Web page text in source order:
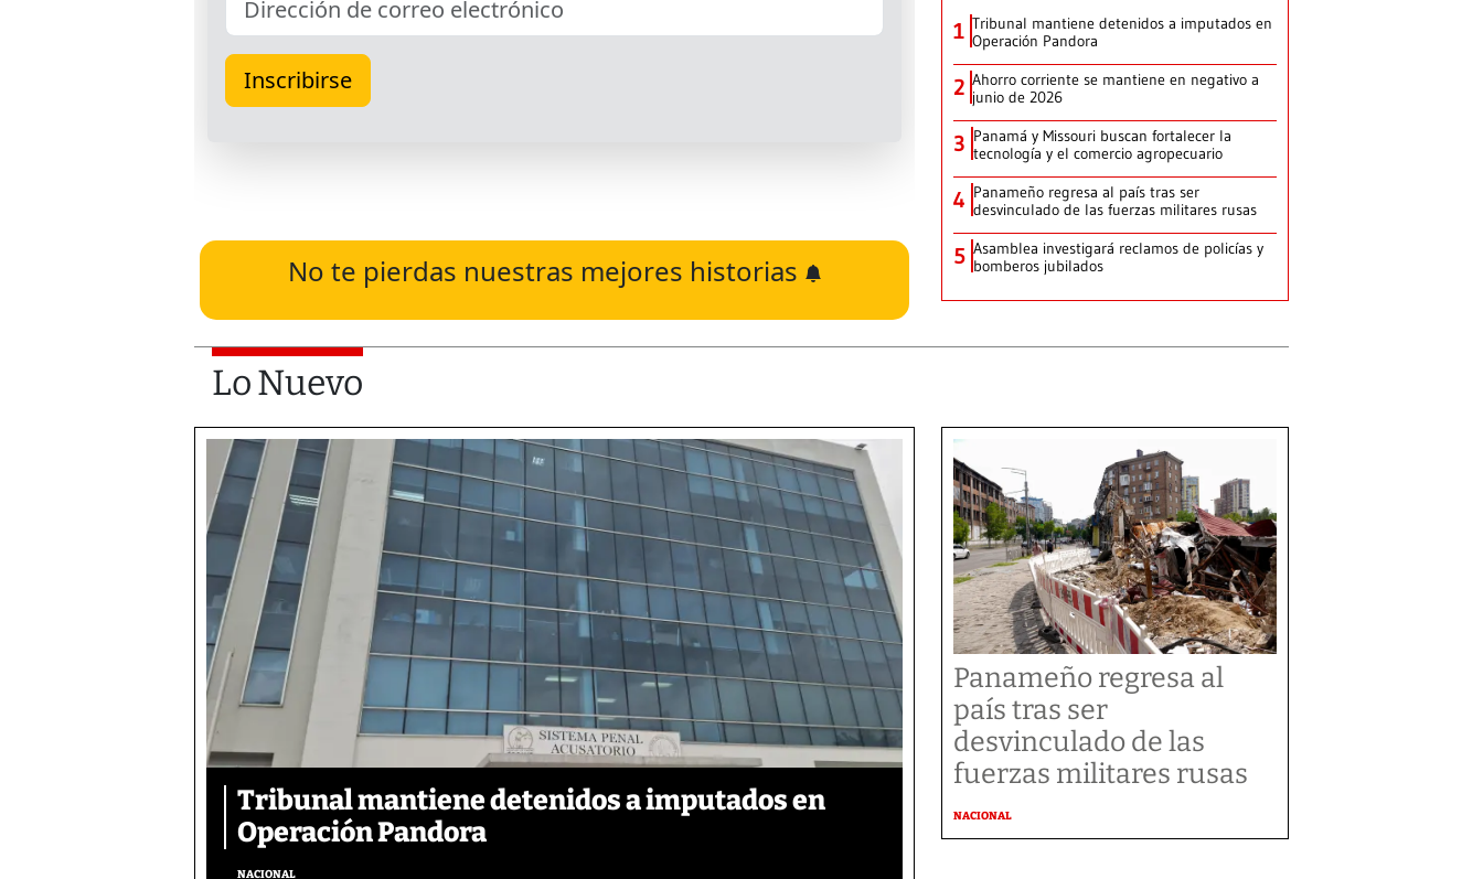
No te pierdas nuestras mejores historias
1 Tribunal mantiene detenidos a imputados en
Operación Pandora
2 Ahorro corriente se mantiene en negativo a
junio de 2026
3 Panamá y Missouri buscan fortalecer la
tecnología y el comercio agropecuario
4 Panameño regresa al país tras ser
desvinculado de las fuerzas militares rusas
5 Asamblea investigará reclamos de policías y
bomberos jubilados
Lo Nuevo
Tribunal mantiene detenidos a imputados en
Operación Pandora
NACIONAL
Panameño regresa al
país tras ser
desvinculado de las
fuerzas militares rusas
NACIONAL